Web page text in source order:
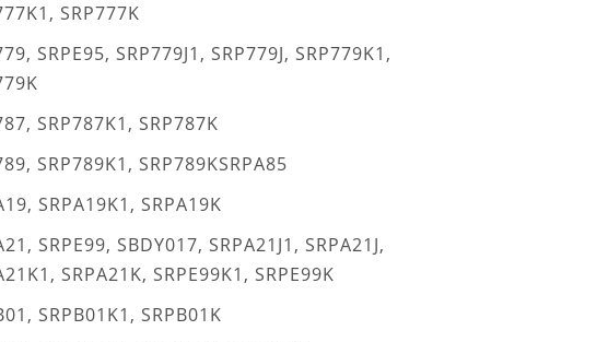
SRP777K
SRPE95, SRP779J1, SRP779J, SRP779K1,
SRP787K1, SRP787K
SRP789K1, SRP789KSRPA85
SRPA19K1, SRPA19K
SRPE99, SBDY017, SRPA21J1, SRPA21J,
SRPA21K, SRPE99K1, SRPE99K
SRPB01K1, SRPB01K